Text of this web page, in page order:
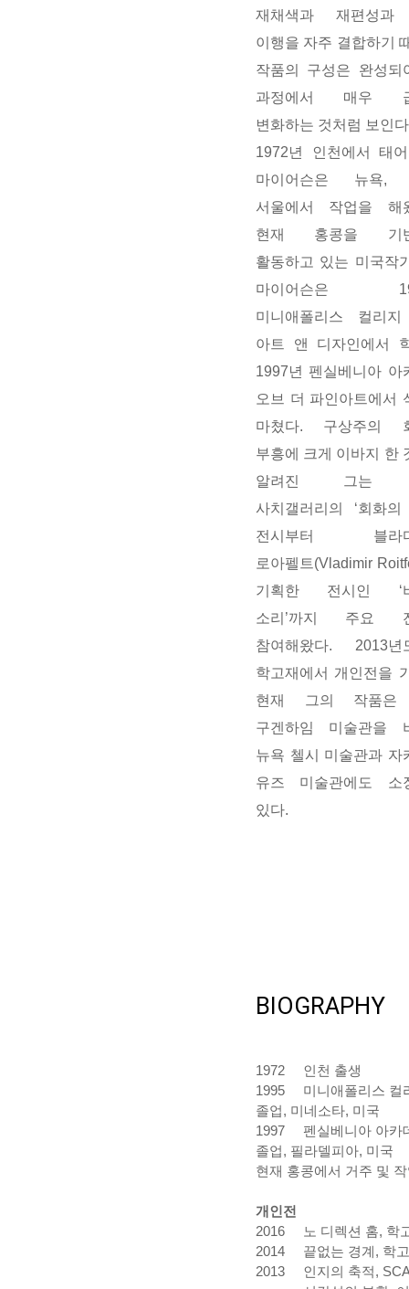
재채색과 재편성과
이행을 자주 결합하기
작품의 구성은 완성되
과정에서 매우
변화하는 것처럼 보인
1972년 인천에서 태
마이어슨은 뉴욕,
서울에서 작업을 해
현재 홍콩을 기
활동하고 있는 미국작
마이어슨은
미니애폴리스 컬리
아트 앤 디자인에서
1997년 펜실베니아 아
오브 더 파인아트에서
마쳤다. 구상주의
부흥에 크게 이바지 한
알려진 그는
사치갤러리의 ‘회화의
전시부터 블라디
로아펠트(Vladimir
기획한 전시인 ‘
소리’까지 주요
참여해왔다. 2013년
학고재에서 개인전을
현재 그의 작품은
구겐하임 미술관을
뉴욕 첼시 미술관과 자
유즈 미술관에도 소
있다.
BIOGRAPHY
1972 인천 출생
1995 미니애폴리스 컬
졸업, 미네소타, 미국
1997 펜실베니아 아카
졸업, 필라델피아, 미국
현재 홍콩에서 거주 및
개인전
2016 노 디렉션 홈, 학
2014 끝없는 경계, 학
2013 인지의 축적,